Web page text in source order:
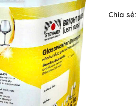
s
a
Chia sẻ: